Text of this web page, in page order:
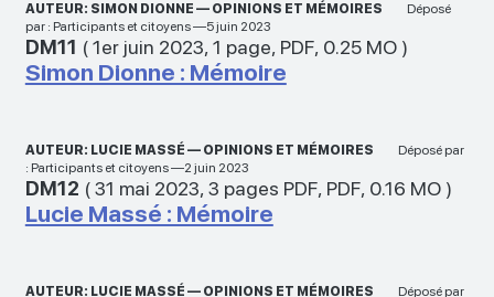
AUTEUR: SIMON DIONNE — OPINIONS ET MÉMOIRES
Déposé
par : Participants et citoyens —5 juin 2023
DM11 (1er juin 2023, 1 page, PDF, 0.25 MO)
Simon Dionne : Mémoire
AUTEUR: LUCIE MASSÉ — OPINIONS ET MÉMOIRES
Déposé par
: Participants et citoyens —2 juin 2023
DM12 (31 mai 2023, 3 pages PDF, PDF, 0.16 MO)
Lucie Massé : Mémoire
AUTEUR: LUCIE MASSÉ — OPINIONS ET MÉMOIRES Déposé par